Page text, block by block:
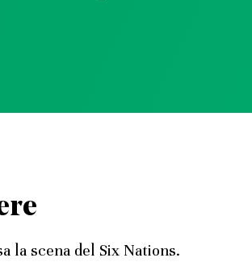
la scena del Six Nations.